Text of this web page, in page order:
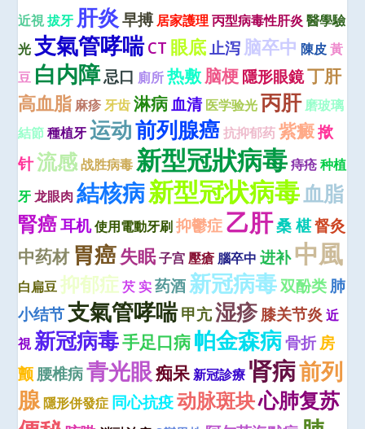
近視 拔牙 肝炎 早搏 居家護理 丙型病毒性肝炎 醫學驗
光 支氣管哮喘CT 眼底止泻脑卒中 陳皮 黃
豆 白内障忌口 廁所 热敷 脑梗隱形眼鏡丁肝
高血脂 麻疹 牙齿 淋病血清 医学验光 丙肝 磨玻璃
結節 種植牙 运动前列腺癌 抗抑郁药 紫癜揿
针流感 战胜病毒 新型冠狀病毒 痔疮 种植
牙 龙眼肉 結核病新型冠状病毒 血脂
腎癌耳机使用電動牙刷 抑鬱症乙肝桑 椹督灸
中药材 胃癌失眠子宫 壓瘡 腦卒中 进补中風
白扁豆 抑郁症 芡 实 药酒新冠病毒双酚类肺
小结节支氣管哮喘甲亢湿疹膝关节炎 近
視 新冠病毒手足口病帕金森病骨折房
颤腰椎病青光眼痴呆 新冠診療 肾病前列
腺隱形併發症 同心抗疫动脉斑块心肺复苏